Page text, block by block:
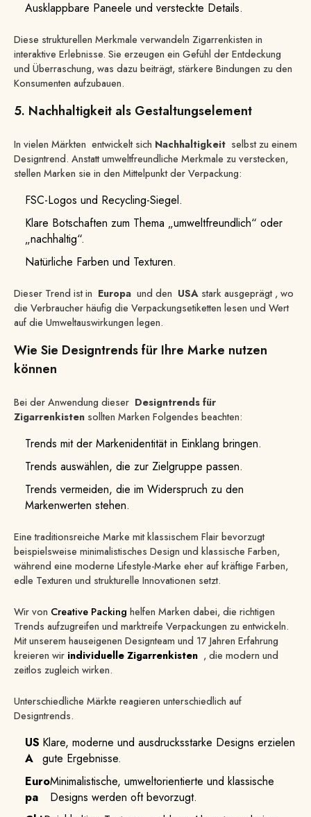
Ausklappbare Paneele und versteckte Details.
Diese strukturellen Merkmale verwandeln Zigarrenkisten in
interaktive Erlebnisse. Sie erzeugen ein Gefühl der Entdeckung
und Überraschung, was dazu beiträgt, stärkere Bindungen zu den
Konsumenten aufzubauen.
5. Nachhaltigkeit als Gestaltungselement
In vielen Märkten entwickelt sich Nachhaltigkeit selbst zu einem
Designtrend. Anstatt umweltfreundliche Merkmale zu verstecken,
stellen Marken sie in den Mittelpunkt der Verpackung:
FSC-Logos und Recycling-Siegel.
Klare Botschaften zum Thema „umweltfreundlich“ oder
„nachhaltig“.
Natürliche Farben und Texturen.
Dieser Trend ist in Europa und den USA stark ausgeprägt , wo
die Verbraucher häufig die Verpackungsetiketten lesen und Wert
auf die Umweltauswirkungen legen.
Wie Sie Designtrends für Ihre Marke nutzen
können
Bei der Anwendung dieser Designtrends für
Zigarrenkisten sollten Marken Folgendes beachten:
Trends mit der Markenidentität in Einklang bringen.
Trends auswählen, die zur Zielgruppe passen.
Trends vermeiden, die im Widerspruch zu den
Markenwerten stehen.
Eine traditionsreiche Marke mit klassischem Flair bevorzugt
beispielsweise minimalistisches Design und klassische Farben,
während eine moderne Lifestyle-Marke eher auf kräftige Farben,
edle Texturen und strukturelle Innovationen setzt.
Wir von Creative Packing helfen Marken dabei, die richtigen
Trends aufzugreifen und marktreife Verpackungen zu entwickeln.
Mit unserem hauseigenen Designteam und 17 Jahren Erfahrung
kreieren wir individuelle Zigarrenkisten , die modern und
zeitlos zugleich wirken.
Unterschiedliche Märkte reagieren unterschiedlich auf
Designtrends.
US
A
Klare, moderne und ausdrucksstarke Designs erzielen
gute Ergebnisse.
Euro
pa
Minimalistische, umweltorientierte und klassische
Designs werden oft bevorzugt.